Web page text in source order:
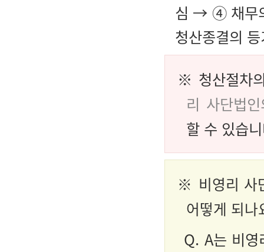
심 → ④ 채무
청산종결의
※ 청산절차
리 사단법
할 수 있습
※ 비영리 사
어떻게 되나
Q. A는 비